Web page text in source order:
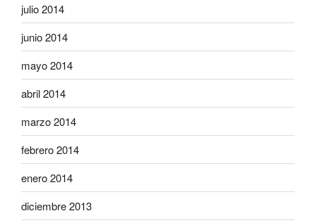
julio 2014
junio 2014
mayo 2014
abril 2014
marzo 2014
febrero 2014
enero 2014
diciembre 2013